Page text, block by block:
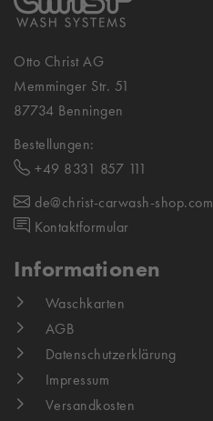
Otto Christ AG
Memminger Str. 51
87734 Benningen
Bestellungen:
+49 8331 857 111
de@christ-carwash-shop.com
Kontaktformular
Informationen
Waschkarten
AGB
Datenschutzerklärung
Impressum
Versandkosten